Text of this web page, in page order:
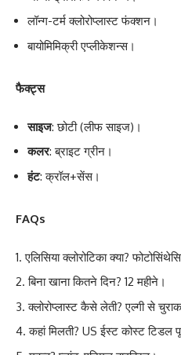
लॉन्ग-टर्म क्लोरोप्लास्ट फंक्शन।
बायोमिमिक्री एप्लीकेशन्स।
फैक्ट्स
साइज: छोटी (लीफ साइज)।
कलर: ब्राइट ग्रीन।
हंट: क्रॉल+सेंस।
FAQs
एलिसिया क्लोरोटिका क्या?
बिना खाना कितने दिन? 12 महीने।
क्लोरोप्लास्ट कैसे लेती? एल्गी से
कहां मिलती? US ईस्ट कोस्ट टिडल